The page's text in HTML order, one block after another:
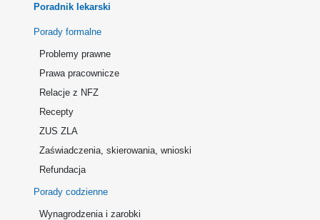
Poradnik lekarski
Porady formalne
Problemy prawne
Prawa pracownicze
Relacje z NFZ
Recepty
ZUS ZLA
Zaświadczenia, skierowania, wnioski
Refundacja
Porady codzienne
Wynagrodzenia i zarobki